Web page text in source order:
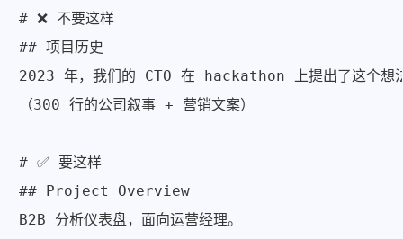
# ❌ 不要这样
## 项目历史
2023 年，我们的 CTO 在 hackathon 上提出了这个
（300 行的公司叙事 + 营销文案）
# ✅ 要这样
## Project Overview
B2B 分析仪表盘，面向运营经理。